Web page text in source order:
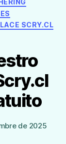
SCRY.CL
de 2025